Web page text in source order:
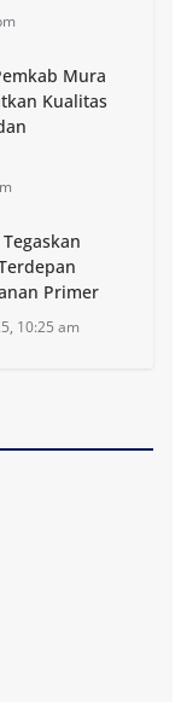
Mura
Kualitas
Primer
10:25 am